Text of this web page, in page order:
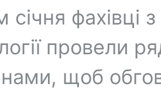
фахівці з
провели
щоб